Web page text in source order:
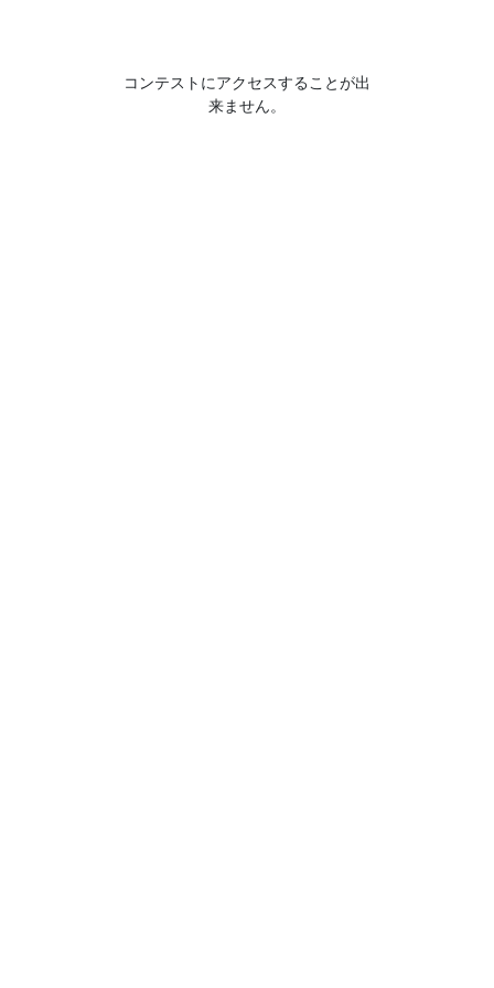
コンテストにアクセスすることが出
来ません。